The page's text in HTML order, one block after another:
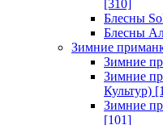
[310]
Блесны
Блесны
Зимние
Зимние
Зимние
Культур)
Зимние
[101]